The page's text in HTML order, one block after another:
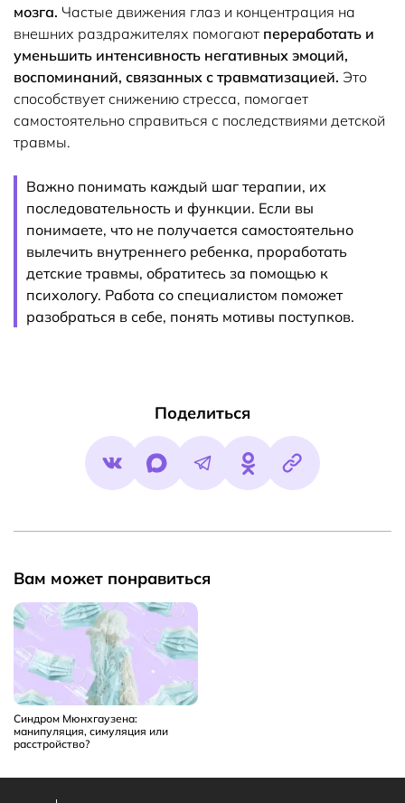
мозга. Частые движения глаз и концентрация на
внешних раздражителях помогают переработать и
уменьшить интенсивность негативных эмоций,
воспоминаний, связанных с травматизацией. Это
способствует снижению стресса, помогает
самостоятельно справиться с последствиями детской
травмы.
Важно понимать каждый шаг терапии, их
последовательность и функции. Если вы
понимаете, что не получается самостоятельно
вылечить внутреннего ребенка, проработать
детские травмы, обратитесь за помощью к
психологу. Работа со специалистом поможет
разобраться в себе, понять мотивы поступков.
Поделиться
Вам может понравиться
Синдром Мюнхгаузена:
манипуляция, симуляция или
расстройство?